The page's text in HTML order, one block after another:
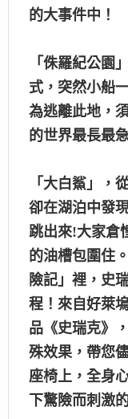
的大事件中！
「侏羅紀公園
式，突然小船
為逃離此地，
的世界最長最
「大白鯊」，
卻在湖泊中發
跳出來!大家倉
的油槽包圍住
險記」裡，史
程！來自好萊
品《史瑞克》
殊效果，帶您
座椅上，全身
下驚險而刺激